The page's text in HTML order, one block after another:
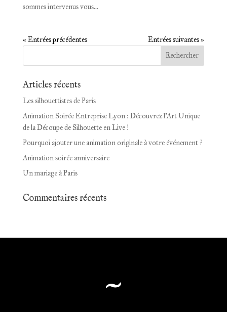
sommes intervenus vous...
« Entrées précédentes Entrées suivantes »
Articles récents
Les silhouettistes de Paris
Animation Soirée Entreprise Lyon : Découvrez l’Art Unique
de la Découpe de Silhouette en Live !
Pourquoi ajouter une animation originale à votre événement ?
Animation soirée anniversaire
Un mariage à Paris
Commentaires récents
~